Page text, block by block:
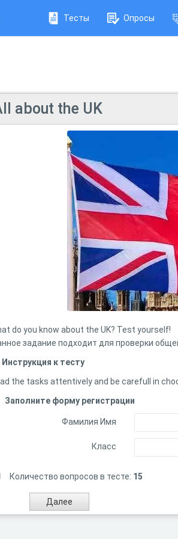
Тесты Опросы
about the UK
do you know about the UK? Test yourself!
задание подходит для проверки
Инструкция к тесту
the tasks attentively and be carefull in
Заполните форму регистрации
Фамилия Имя
Класс
Количество вопросов в тесте: 15